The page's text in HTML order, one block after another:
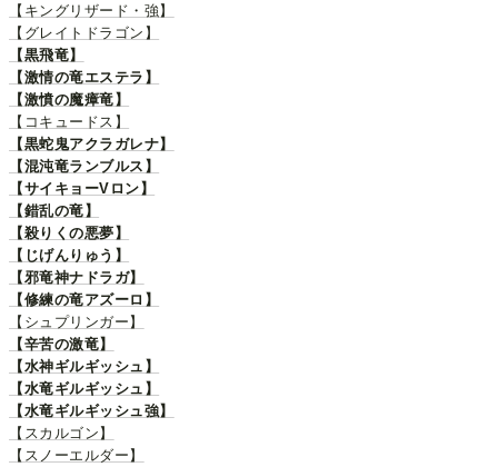
【キングリザード・強】
【グレイトドラゴン】
【黒飛竜】
【激情の竜エステラ】
【激憤の魔瘴竜】
【コキュードス】
【黒蛇鬼アクラガレナ】
【混沌竜ランブルス】
【サイキョーVロン】
【錯乱の竜】
【殺りくの悪夢】
【じげんりゅう】
【邪竜神ナドラガ】
【修練の竜アズーロ】
【シュプリンガー】
【辛苦の激竜】
【水神ギルギッシュ】
【水竜ギルギッシュ】
【水竜ギルギッシュ強】
【スカルゴン】
【スノーエルダー】